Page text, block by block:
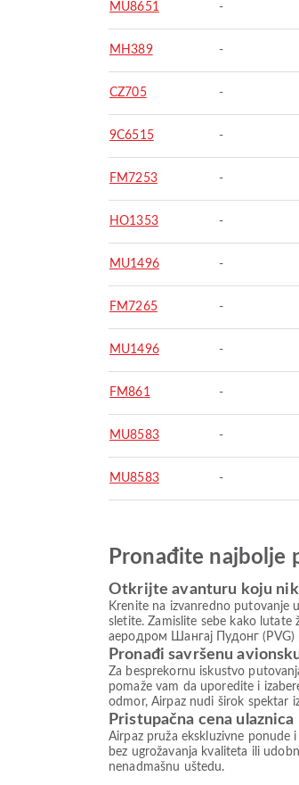
MU8651 -
MH389 -
CZ705 -
9C6515 -
FM7253 -
HO1353 -
MU1496 -
FM7265 -
MU1496 -
FM861 -
MU8583 -
MU8583 -
Pronađite najbolje
Otkrijte avanturu koju
Krenite na izvanredno putovanje
sletite. Zamislite sebe kako
аеродром Шангај Пудонг
Pronađi savršenu
Za besprekornu iskustvo
pomaže vam da uporedite i
odmor, Airpaz nudi širok spektar
Pristupačna cena
Airpaz pruža ekskluzivne ponude
bez ugrožavanja kvaliteta ili
nenadmašnu uštedu.